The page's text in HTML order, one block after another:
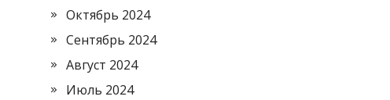
Октябрь 2024
Сентябрь 2024
Август 2024
Июль 2024